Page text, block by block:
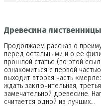
Древесина
Продолжаем рассказ о
перед остальными и о её
прошлой статье (по этой
ознакомиться с первой
выходит вторая часть
ждать заключительная,
замечательной древесине.
считается одной из лучших…